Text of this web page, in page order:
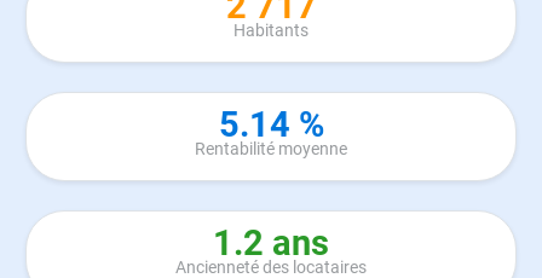
Habitants
5.14 %
Rentabilité moyenne
1.2 ans
Ancienneté des locataires